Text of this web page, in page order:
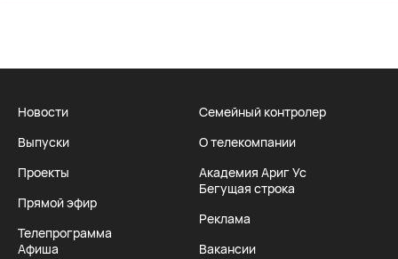
Новости
Выпуски
Проекты
Прямой эфир
Телепрограмма
Афиша
Семейный контролер
О телекомпании
Академия Ариг Ус
Бегущая строка
Реклама
Вакансии